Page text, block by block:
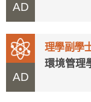
AD
AD
理學副學
環境管理